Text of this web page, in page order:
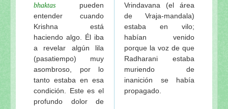
bhaktas pueden
entender cuando
Krishna está
haciendo algo. Él iba
a revelar algún lila
(pasatiempo) muy
asombroso, por lo
tanto estaba en esa
condición. Este es el
profundo dolor de
Vrindavana (el área
de Vraja-mandala)
estaba en vilo;
habían venido
porque la voz de que
Radharani estaba
muriendo de
inanición se había
propagado.